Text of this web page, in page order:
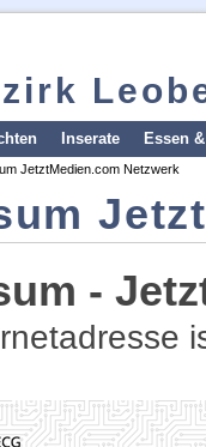
Inserate Essen
JetztMedien.com Netzwerk
-